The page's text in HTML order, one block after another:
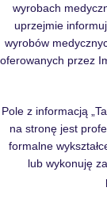
wyrobach
uprzejmie
wyrobów
oferowanych przez
Pole z informacją
na stronę jest
formalne
lub wykonuję